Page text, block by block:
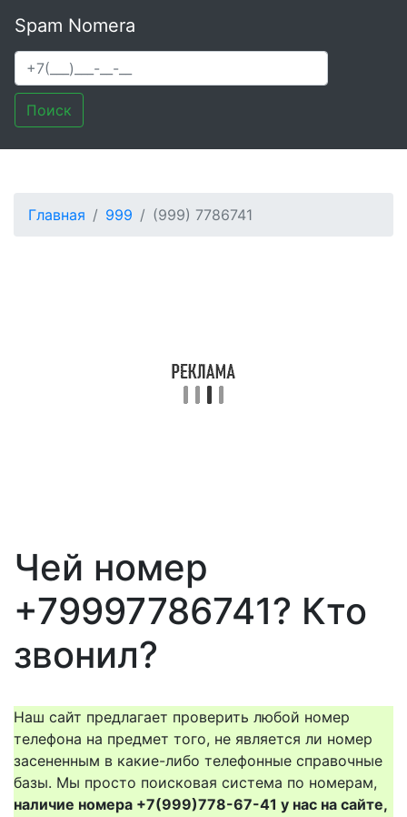
Spam Nomera
Поиск
Главная 999 (999) 7786741
Чей номер
+79997786741? Кто
звонил?
Наш сайт предлагает проверить любой номер
телефона на предмет того, не является ли номер
засененным в какие-либо телефонные справочные
базы. Мы просто поисковая система по номерам,
наличие номера +7(999)778-67-41 у нас на сайте,